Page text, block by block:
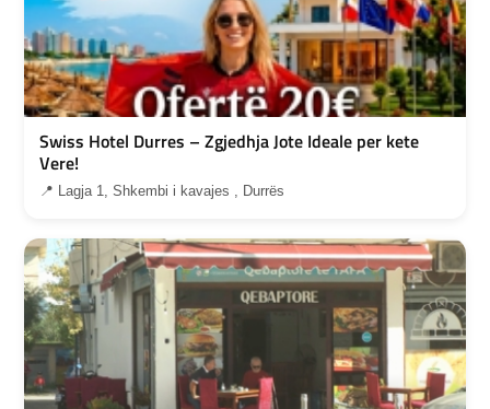
Swiss Hotel Durres – Zgjedhja Jote Ideale per kete
Vere!
📍 Lagja 1, Shkembi i kavajes , Durrës